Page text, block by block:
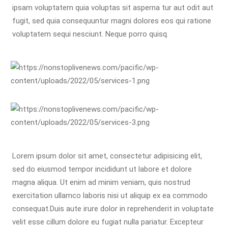
ipsam voluptatem quia voluptas sit asperna tur aut odit aut
fugit, sed quia consequuntur magni dolores eos qui ratione
voluptatem sequi nesciunt. Neque porro quisq.
Lorem ipsum dolor sit amet, consectetur adipisicing elit,
sed do eiusmod tempor incididunt ut labore et dolore
magna aliqua. Ut enim ad minim veniam, quis nostrud
exercitation ullamco laboris nisi ut aliquip ex ea commodo
consequat.Duis aute irure dolor in reprehenderit in voluptate
velit esse cillum dolore eu fugiat nulla pariatur. Excepteur